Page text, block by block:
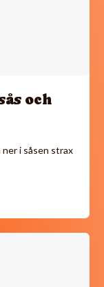
och
ner i såsen strax